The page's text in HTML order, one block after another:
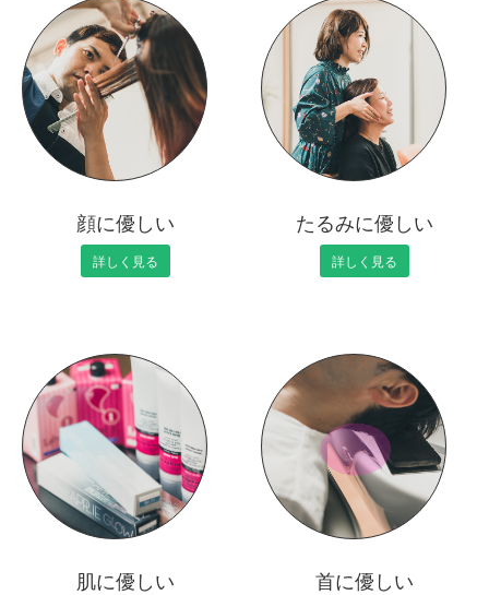
顔に優しい
詳しく見る
たるみに優しい
詳しく見る
肌に優しい 首に優しい